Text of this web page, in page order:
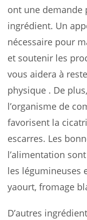
ont une demande
ingrédient. Un
nécessaire pour
et soutenir les
vous aidera à
physique . De
l’organisme de
favorisent la
escarres. Les
l’alimentation
les légumineuses
yaourt, fromage
D’autres